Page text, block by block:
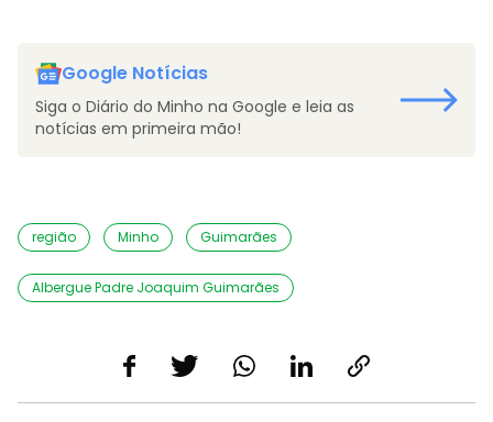
Google Notícias
Siga o Diário do Minho na Google e leia as
notícias em primeira mão!
região Minho Guimarães
Albergue Padre Joaquim Guimarães